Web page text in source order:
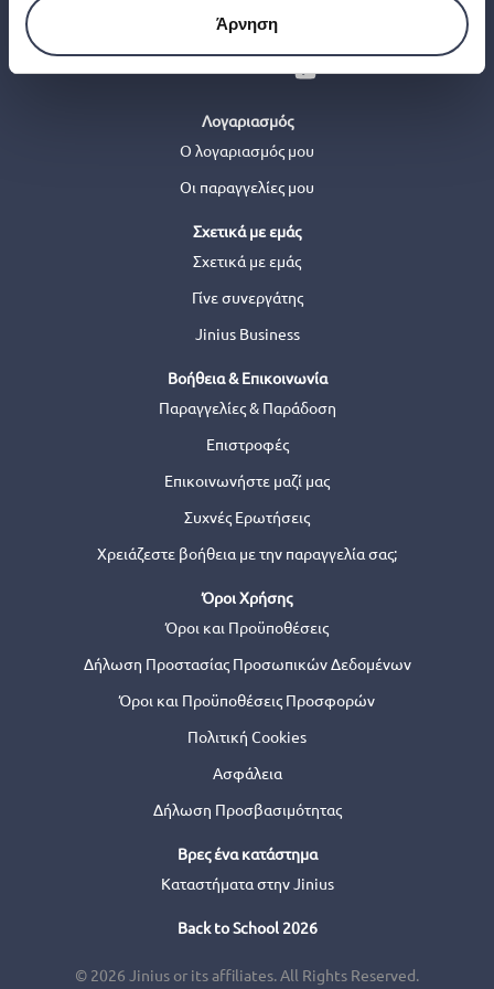
Άρνηση
Λογαριασμός
Ο λογαριασμός μου
Οι παραγγελίες μου
Σχετικά με εμάς
Σχετικά με εμάς
Γίνε συνεργάτης
Jinius Business
Βοήθεια & Επικοινωνία
Παραγγελίες & Παράδοση
Επιστροφές
Επικοινωνήστε μαζί μας
Συχνές Ερωτήσεις
Χρειάζεστε βοήθεια με την παραγγελία σας;
Όροι Χρήσης
Όροι και Προϋποθέσεις
Δήλωση Προστασίας Προσωπικών Δεδομένων
Όροι και Προϋποθέσεις Προσφορών
Πολιτική Cookies
Ασφάλεια
Δήλωση Προσβασιμότητας
Βρες ένα κατάστημα
Καταστήματα στην Jinius
Back to School 2026
© 2026 Jinius or its affiliates. All Rights Reserved.